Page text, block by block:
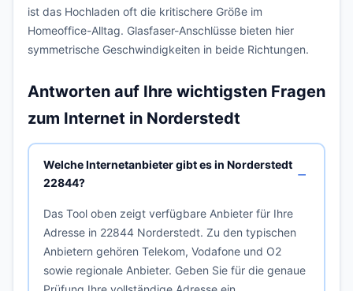
ist das Hochladen oft die kritischere Größe im
Homeoffice-Alltag. Glasfaser-Anschlüsse bieten hier
symmetrische Geschwindigkeiten in beide Richtungen.
Antworten auf Ihre wichtigsten Fragen
zum Internet in Norderstedt
Welche Internetanbieter gibt es in Norderstedt
22844?
Das Tool oben zeigt verfügbare Anbieter für Ihre
Adresse in 22844 Norderstedt. Zu den typischen
Anbietern gehören Telekom, Vodafone und O2
sowie regionale Anbieter. Geben Sie für die genaue